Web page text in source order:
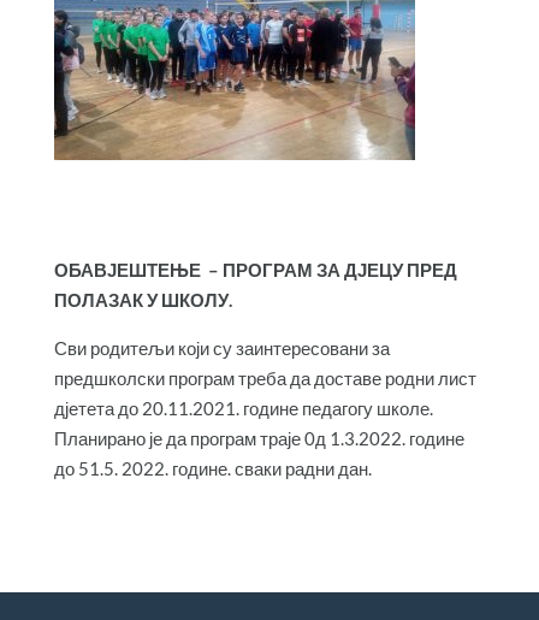
ОБАВЈЕШТЕЊЕ – ПРОГРАМ ЗА ДЈЕЦУ ПРЕД
ПОЛАЗАК У ШКОЛУ.
Сви родитељи који су заинтересовани за
предшколски програм треба да доставе родни лист
дјетета до 20.11.2021. године педагогу школе.
Планирано је да програм траје 0д 1.3.2022. године
до 51.5. 2022. године. сваки радни дан.